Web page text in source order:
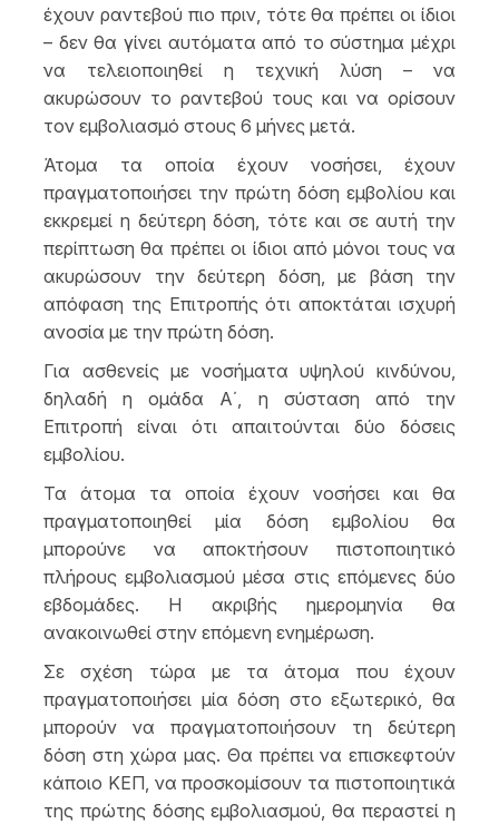
έχουν ραντεβού πιο πριν, τότε θα πρέπει οι ίδιοι
– δεν θα γίνει αυτόματα από το σύστημα μέχρι
να τελειοποιηθεί η τεχνική λύση – να
ακυρώσουν το ραντεβού τους και να ορίσουν
τον εμβολιασμό στους 6 μήνες μετά.
Άτομα τα οποία έχουν νοσήσει, έχουν
πραγματοποιήσει την πρώτη δόση εμβολίου και
εκκρεμεί η δεύτερη δόση, τότε και σε αυτή την
περίπτωση θα πρέπει οι ίδιοι από μόνοι τους να
ακυρώσουν την δεύτερη δόση, με βάση την
απόφαση της Επιτροπής ότι αποκτάται ισχυρή
ανοσία με την πρώτη δόση.
Για ασθενείς με νοσήματα υψηλού κινδύνου,
δηλαδή η ομάδα Α΄, η σύσταση από την
Επιτροπή είναι ότι απαιτούνται δύο δόσεις
εμβολίου.
Τα άτομα τα οποία έχουν νοσήσει και θα
πραγματοποιηθεί μία δόση εμβολίου θα
μπορούνε να αποκτήσουν πιστοποιητικό
πλήρους εμβολιασμού μέσα στις επόμενες δύο
εβδομάδες. Η ακριβής ημερομηνία θα
ανακοινωθεί στην επόμενη ενημέρωση.
Σε σχέση τώρα με τα άτομα που έχουν
πραγματοποιήσει μία δόση στο εξωτερικό, θα
μπορούν να πραγματοποιήσουν τη δεύτερη
δόση στη χώρα μας. Θα πρέπει να επισκεφτούν
κάποιο ΚΕΠ, να προσκομίσουν τα πιστοποιητικά
της πρώτης δόσης εμβολιασμού, θα περαστεί η